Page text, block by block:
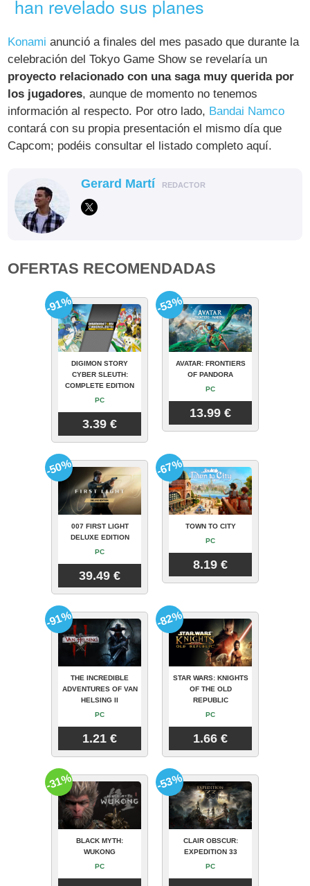
han revelado sus planes
Konami anunció a finales del mes pasado que durante la
celebración del Tokyo Game Show se revelaría un
proyecto relacionado con una saga muy querida por
los jugadores, aunque de momento no tenemos
información al respecto. Por otro lado, Bandai Namco
contará con su propia presentación el mismo día que
Capcom; podéis consultar el listado completo aquí.
Gerard Martí REDACTOR
OFERTAS RECOMENDADAS
DIGIMON STORY
CYBER SLEUTH:
COMPLETE EDITION
PC
3.39 €
-91%
AVATAR: FRONTIERS
OF PANDORA
PC
13.99 €
-53%
007 FIRST LIGHT
DELUXE EDITION
PC
39.49 €
-50%
TOWN TO CITY
PC
8.19 €
-67%
THE INCREDIBLE
ADVENTURES OF VAN
HELSING II
PC
1.21 €
-91%
STAR WARS: KNIGHTS
OF THE OLD
REPUBLIC
PC
1.66 €
-82%
BLACK MYTH:
WUKONG
PC
-31%
CLAIR OBSCUR:
EXPEDITION 33
PC
-53%